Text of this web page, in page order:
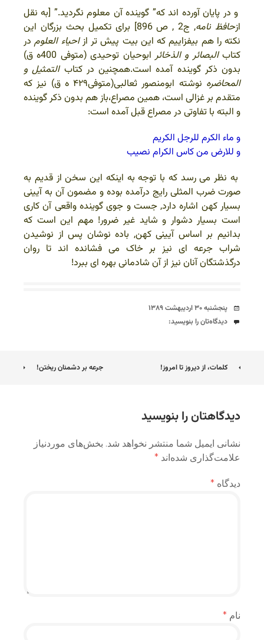
و در پایان آورده اند که” گوینده آن معلوم نگردید.” [به نقل
ازحافظ نامه
, ج2 , ص 896] برای تکمیل بحث بزرگان این
نکته را هم بیفزاییم که این بیت پیش تر ازاحیاء العلومدر
کتابالبصائر و الذخائر
ابوحیان توحیدی (متوفی 400ه ق)
بدون ذکر گوینده آمده است.همچنین در کتابالتمثیل و
المحاضره
نوشته ابومنصور ثعالبی(متوفی۴۲۹ ه ق) نیز که
متقدم بر غزالی است، همین مصراع،باز هم بدون ذکر گوینده
و البته با تفاوتی در مصراع قبل آمده است:
و ماء الکرم للرجل الکریم
و للارض من کاس الکرام نصیب
به نظر می رسد که با توجه به اینکه این سخن از قدیم به
صورت ضرب المثلی رایج درآمده بوده و مضمون آن به آیینی
بسیار کهن اشاره دارد, جست و جوی گوینده واقعی آن کاری
است بسیار دشوار و شاید غیر ضرور! مهم این است که
بدانیم بر اساس آیینی کهن, باده نوشان پس از نوشیدن
شراب جرعه ای نیز بر خاک می فشانده اند تا روان
درگذشتگان آنان نیز از آن شادمانی بهره ای ببرد!
تاریخ
پنجشنبه ۳۰ اردیبهشت ۱۳۸۹
دیدگاه‌ها
دیدگاه‌تان را بنویسید:
ناوبری
کلمات، از دیروز تا امروز! جرعه بر دشمنان ریختن!
دیدگاهتان را بنویسید
نشانی ایمیل شما منتشر نخواهد شد. بخش‌های موردنیاز
علامت‌گذاری شده‌اند *
دیدگاه *
نام *